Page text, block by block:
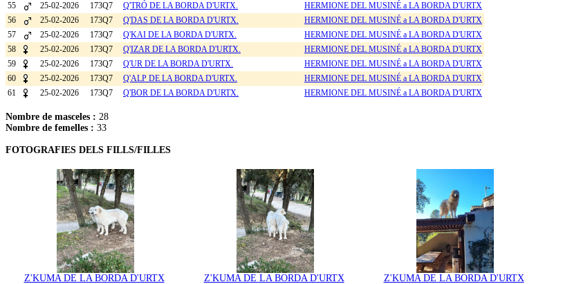
55
25-02-2026 173Q7 Q'TRÓ DE LA BORDA D'URTX.
HERMIONE DEL MUSINÉ a LA BORDA D'URTX
56
25-02-2026 173Q7 Q'DAS DE LA BORDA D'URTX.
HERMIONE DEL MUSINÉ a LA BORDA D'URTX
57
25-02-2026 173Q7 Q'KAI DE LA BORDA D'URTX.
HERMIONE DEL MUSINÉ a LA BORDA D'URTX
58
25-02-2026 173Q7 Q'IZAR DE LA BORDA D'URTX.
HERMIONE DEL MUSINÉ a LA BORDA D'URTX
59
25-02-2026 173Q7 Q'UR DE LA BORDA D'URTX.
HERMIONE DEL MUSINÉ a LA BORDA D'URTX
60
25-02-2026 173Q7 Q'ALP DE LA BORDA D'URTX.
HERMIONE DEL MUSINÉ a LA BORDA D'URTX
61
25-02-2026 173Q7 Q'BOR DE LA BORDA D'URTX. HERMIONE DEL MUSINÉ a LA BORDA D'URTX
Nombre de masceles : 28
Nombre de femelles : 33
FOTOGRAFIES DELS FILLS/FILLES
Z'KUMA DE LA BORDA D'URTX Z'KUMA DE LA BORDA D'URTX Z'KUMA DE LA BORDA D'URTX